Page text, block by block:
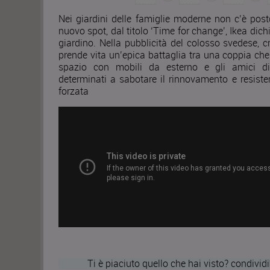
Nei giardini delle famiglie moderne non c’è
nuovo spot, dal titolo ‘Time for change’, Ikea
giardino. Nella pubblicità del colosso svedese,
prende vita un’epica battaglia tra una coppia
spazio con mobili da esterno e gli amici di
determinati a sabotare il rinnovamento e
forzata
Ti è piaciuto quello che hai visto?